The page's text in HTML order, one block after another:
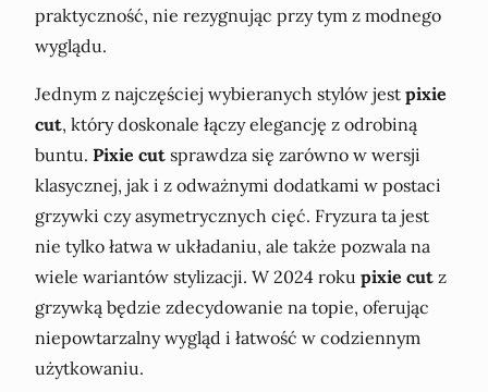
praktyczność, nie rezygnując przy tym z modnego
wyglądu.
Jednym z najczęściej wybieranych stylów jest pixie
cut, który doskonale łączy elegancję z odrobiną
buntu. Pixie cut sprawdza się zarówno w wersji
klasycznej, jak i z odważnymi dodatkami w postaci
grzywki czy asymetrycznych cięć. Fryzura ta jest
nie tylko łatwa w układaniu, ale także pozwala na
wiele wariantów stylizacji. W 2024 roku pixie cut z
grzywką będzie zdecydowanie na topie, oferując
niepowtarzalny wygląd i łatwość w codziennym
użytkowaniu.